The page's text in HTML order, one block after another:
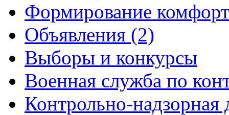
Формирование
Объявления (2)
Выборы и конкурсы
Военная служба по
Контрольно-надзорная